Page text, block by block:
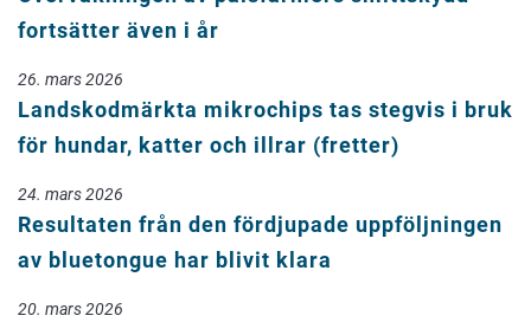
fortsätter även i år
26. mars 2026
Landskodmärkta mikrochips tas stegvis i bruk
för hundar, katter och illrar (fretter)
24. mars 2026
Resultaten från den fördjupade uppföljningen
av bluetongue har blivit klara
20. mars 2026